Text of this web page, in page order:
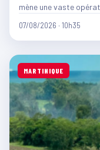
mène une vaste
07/08/2026 · 10h35
MARTINIQUE